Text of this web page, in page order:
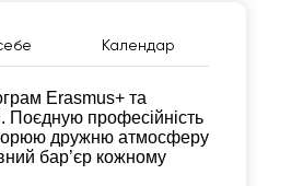
Календар
Erasmus+ та
Поєдную професійність
дружню атмосферу
бар’єр кожному